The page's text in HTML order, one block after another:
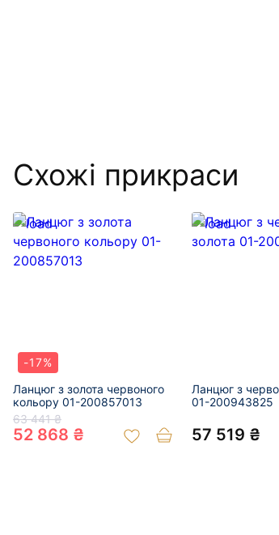
Схожі прикраси
-17%
Ланцюг з золота червоного
кольору 01-200857013
63 441 ₴
52 868 ₴
Ланцюг з
01-200943825
57 519 ₴